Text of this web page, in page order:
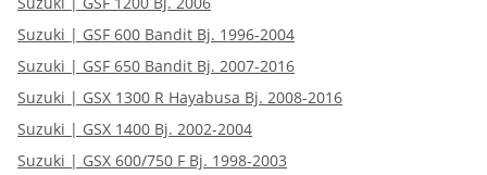
Suzuki | GSF 600 Bandit Bj. 1996-2004
Suzuki | GSF 650 Bandit Bj. 2007-2016
Suzuki | GSX 1300 R Hayabusa Bj. 2008-2016
Suzuki | GSX 1400 Bj. 2002-2004
Suzuki | GSX 600/750 F Bj. 1998-2003